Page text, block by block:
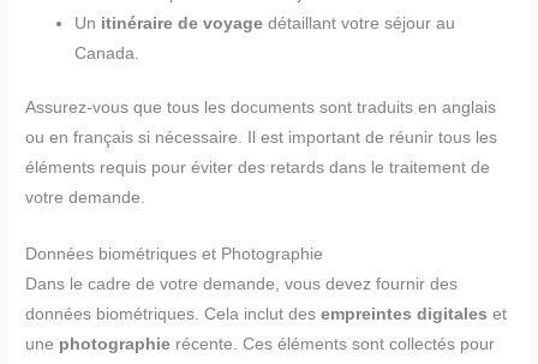
Un itinéraire de voyage détaillant votre séjour au
Canada.
Assurez-vous que tous les documents sont traduits en anglais
ou en français si nécessaire. Il est important de réunir tous les
éléments requis pour éviter des retards dans le traitement de
votre demande.
Données biométriques et Photographie
Dans le cadre de votre demande, vous devez fournir des
données biométriques. Cela inclut desempreintes digitales et
une photographie récente. Ces éléments sont collectés pour